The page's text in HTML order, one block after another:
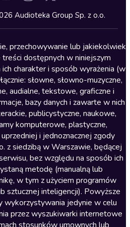
Audioteka Group Sp. z o.o.
przechowywanie lub jakiekolwiek
dostępnych w niniejszym
charakter i sposób wyrażenia (w
słowne, słowno-muzyczne,
audialne, tekstowe, graficzne i
bazy danych i zawarte w nich
publicystyczne, naukowe,
komputerowe, plastyczne,
i jednoznacznej zgody
z siedzibą w Warszawie, będącej
bez względu na sposób ich
metodę (manualną lub
w tym z użyciem programów
sztucznej inteligencji). Powyższe
wykorzystywania jedynie w celu
przez wyszukiwarki internetowe